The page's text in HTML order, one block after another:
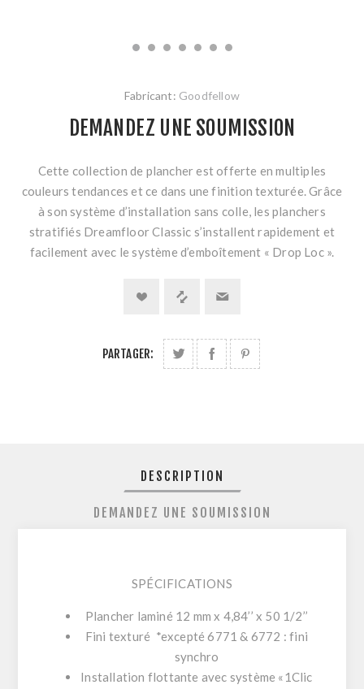
Fabricant: Goodfellow
DEMANDEZ UNE SOUMISSION
Cette collection de plancher est offerte en multiples
couleurs tendances et ce dans une finition texturée. Grâce
à son système d’installation sans colle, les planchers
stratifiés Dreamfloor Classic s’installent rapidement et
facilement avec le système d’emboîtement « Drop Loc ».
PARTAGER:
DESCRIPTION
DEMANDEZ UNE SOUMISSION
SPÉCIFICATIONS
Plancher laminé 12 mm x 4,84’’ x 50 1/2’’
Fini texturé *excepté 6771 & 6772 : fini
synchro
Installation flottante avec système «1Clic